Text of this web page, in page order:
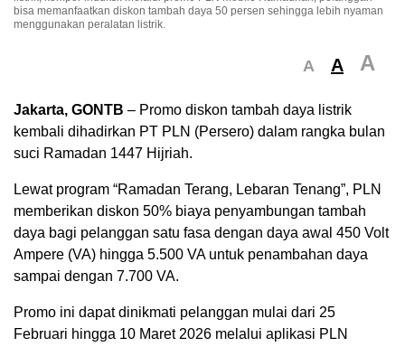
bisa memanfaatkan diskon tambah daya 50 persen sehingga lebih nyaman
menggunakan peralatan listrik.
A A A
Jakarta, GONTB – Promo diskon tambah daya listrik
kembali dihadirkan PT PLN (Persero) dalam rangka bulan
suci Ramadan 1447 Hijriah.
Lewat program “Ramadan Terang, Lebaran Tenang”, PLN
memberikan diskon 50% biaya penyambungan tambah
daya bagi pelanggan satu fasa dengan daya awal 450 Volt
Ampere (VA) hingga 5.500 VA untuk penambahan daya
sampai dengan 7.700 VA.
Promo ini dapat dinikmati pelanggan mulai dari 25
Februari hingga 10 Maret 2026 melalui aplikasi PLN